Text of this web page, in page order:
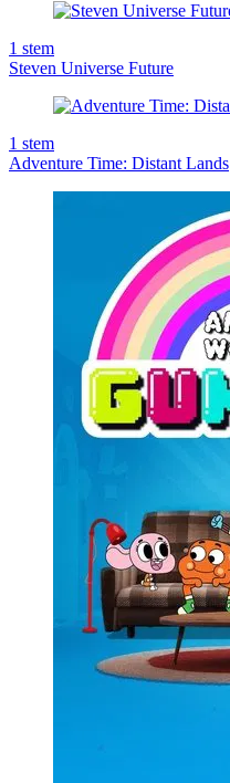
1 stem
Steven Universe Future
1 stem
Adventure Time: Distant Lands